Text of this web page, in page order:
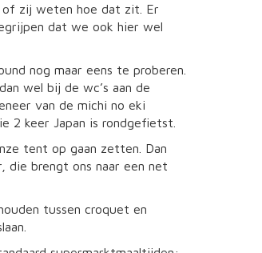
of zij weten hoe dat zit. Er
dat we ook hier wel
nog maar eens te proberen.
wel bij de wc’s aan de
van de michi no eki
2 keer Japan is rondgefietst.
tent op gaan zetten. Dan
die brengt ons naar een net
tussen croquet en